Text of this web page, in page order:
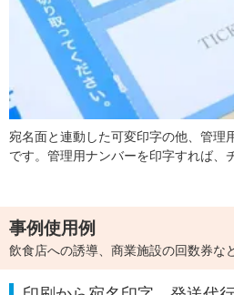
宛名面と連動した可変印字の他、管理
です。管理用ナンバーを印字すれば、
事例使用例
飲食店への誘導、商業施設の回数券な